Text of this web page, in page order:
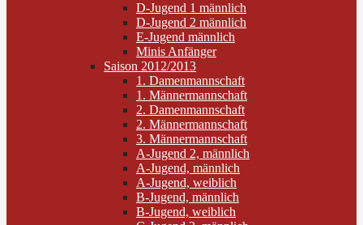
D-Jugend 1 männlich
D-Jugend 2 männlich
E-Jugend männlich
Minis Anfänger
Saison 2012/2013
1. Damenmannschaft
1. Männermannschaft
2. Damenmannschaft
2. Männermannschaft
3. Männermannschaft
A-Jugend 2, männlich
A-Jugend, männlich
A-Jugend, weiblich
B-Jugend, männlich
B-Jugend, weiblich